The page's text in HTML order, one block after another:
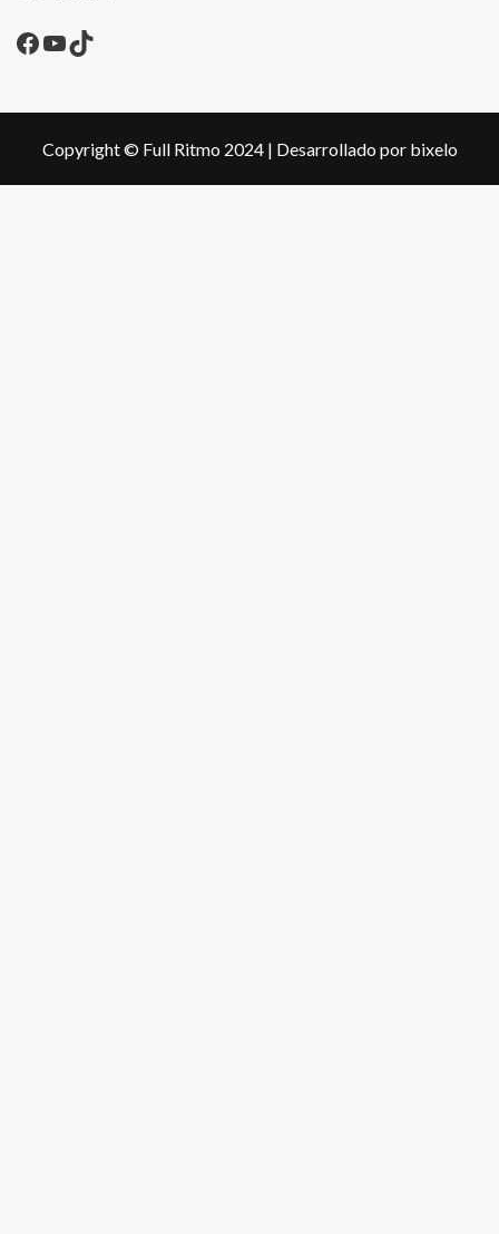
Facebook
YouTube
TikTok
Copyright © Full Ritmo 2024 | Desarrollado por bixelo